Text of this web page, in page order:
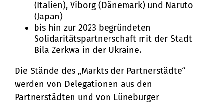
E-Mail:
stadt@stadt.lueneburg.de
Am Ochsenmarkt 1
21335 Lüneburg
(Italien), Viborg (Dänemark) und Naruto
(Japan)
bis hin zur 2023 begründeten
Solidaritätspartnerschaft mit der Stadt
Bila Zerkwa in der Ukraine.
Die Stände des „Markts der Partnerstädte“
werden von Delegationen aus den
Partnerstädten und von Lüneburger